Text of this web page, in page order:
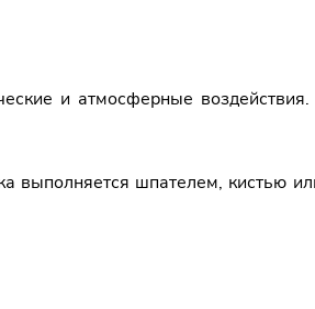
и атмосферные воздействия.
выполняется шпателем, кистью